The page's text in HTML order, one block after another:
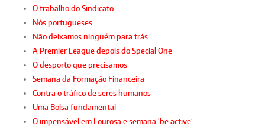
O trabalho do Sindicato
Nós portugueses
Não deixamos ninguém para trás
A Premier League depois do Special One
O desporto que precisamos
Semana da Formação Financeira
Contra o tráfico de seres humanos
Uma Bolsa fundamental
O impensável em Lourosa e semana ‘be active’